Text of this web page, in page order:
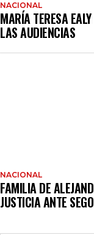
NACIONAL
MARÍA TERESA
LAS AUDIENCIAS
NACIONAL
FAMILIA DE
JUSTICIA ANTE